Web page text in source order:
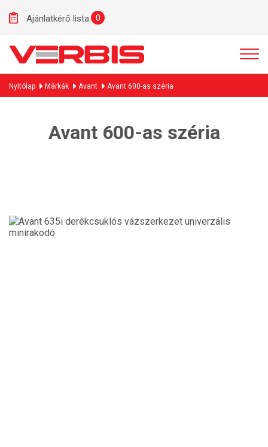
Ajánlatkérő lista: 0
Nyitólap Márkák Avant Avant 600-as széria
Avant 600-as széria